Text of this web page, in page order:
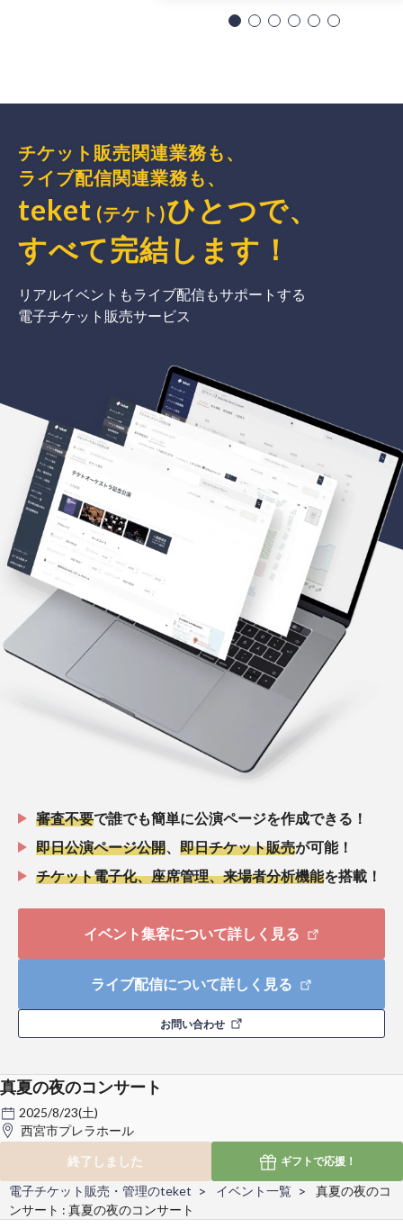
チケット販売関連業務も、
ライブ配信関連業務も、
teket (テケト)ひとつで、
すべて完結 します ！
リアルイベントもライブ配信もサポートする
電子チケット販売サービス
審査不要で誰でも簡単に公演ページを作成できる！
即日公演ページ公開
即日チケット販売が可能！
チケット電子化、座席管理、来場者分析機能を搭載！
イベント集客について詳しく見る
ライブ配信について詳しく見る
お問い合わせ
真夏の夜のコンサート
2025/8/23(土)
西宮市プレラホール
終了しました
ギフトで応援！
電子チケット販売・管理のteket イベント一覧
真夏の夜のコ
ンサート : 真夏の夜のコンサート